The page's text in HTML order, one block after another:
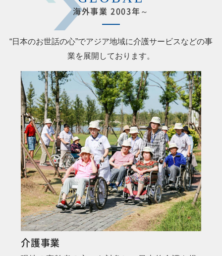
海外事業 2003年～
“日本のお世話の心”でアジア地域に介護サービスなどの事
業を展開しております。
MORE
介護事業